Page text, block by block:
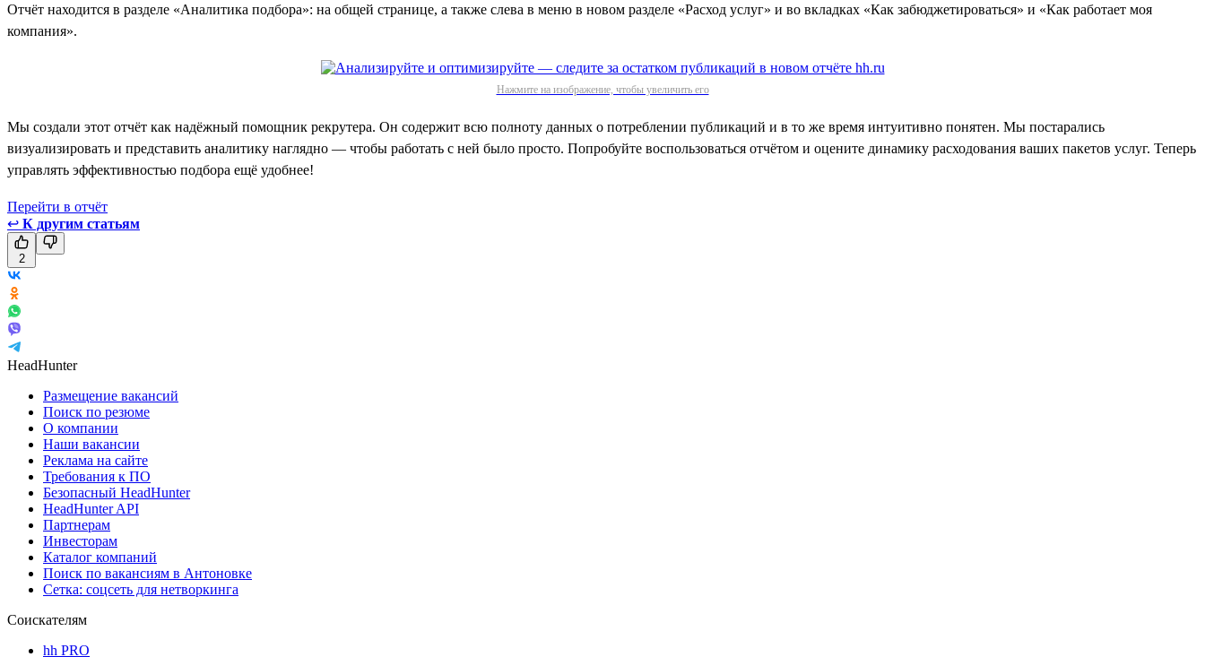
Отчёт находится в разделе «Аналитика подбора»: на общей странице, а также слева в меню в новом разделе «Расход услуг» и во вкладках «Как забюджетироваться» и «Как работает моя
компания».
Нажмите на изображение, чтобы увеличить его
Мы создали этот отчёт как надёжный помощник рекрутера. Он содержит всю полноту данных о потреблении публикаций и в то же время интуитивно понятен. Мы постарались
визуализировать и представить аналитику наглядно — чтобы работать с ней было просто. Попробуйте воспользоваться отчётом и оцените динамику расходования ваших пакетов услуг. Теперь
управлять эффективностью подбора ещё удобнее!
Перейти в отчёт
↩ К другим статьям
2
HeadHunter
Размещение вакансий
Поиск по резюме
О компании
Наши вакансии
Реклама на сайте
Требования к ПО
Безопасный HeadHunter
HeadHunter API
Партнерам
Инвесторам
Каталог компаний
Поиск по вакансиям в Антоновке
Сетка: соцсеть для нетворкинга
Соискателям
hh PRO